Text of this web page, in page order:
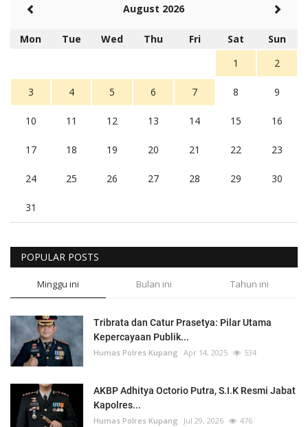
August 2026
Mon Tue Wed Thu Fri Sat
Sun
1
2
3 4 5 6 7 8 9
10 11 12 13 14 15 16
17 18 19 20 21 22 23
24 25 26 27 28 29 30
31
POPULAR POSTS
Minggu ini Bulan ini Tahun ini
Tribrata dan Catur Prasetya: Pilar Utama
Kepercayaan Publik...
Humas Polres Kupang Apr 14, 2025 534
AKBP Adhitya Octorio Putra, S.I.K Resmi Jabat
Kapolres...
Humas Polres Kupang Jul 29, 2026 476